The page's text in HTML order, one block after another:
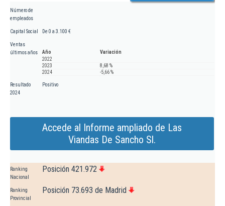
Número de
empleados
Capital Social De 0 a 3.100 €
Ventas
últimos años
Año
Variación
2022
2023
8,68 %
2024
-5,66 %
Resultado
2024
Positivo
Accede al Informe ampliado de Las
Viandas De Sancho Sl.
Ranking
Nacional
Posición 421.972
Ranking
Provincial
Posición 73.693 de Madrid